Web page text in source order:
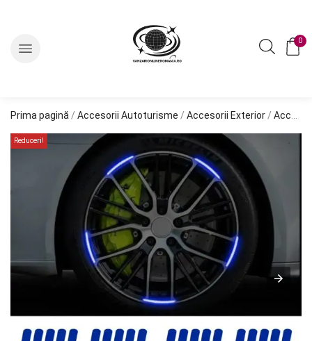
0
Prima pagină / Accesorii Autoturisme / Accesorii Exterior / Accesorii Roti
Reduceri!